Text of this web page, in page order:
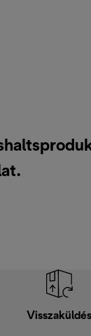
.
Visszaküldés